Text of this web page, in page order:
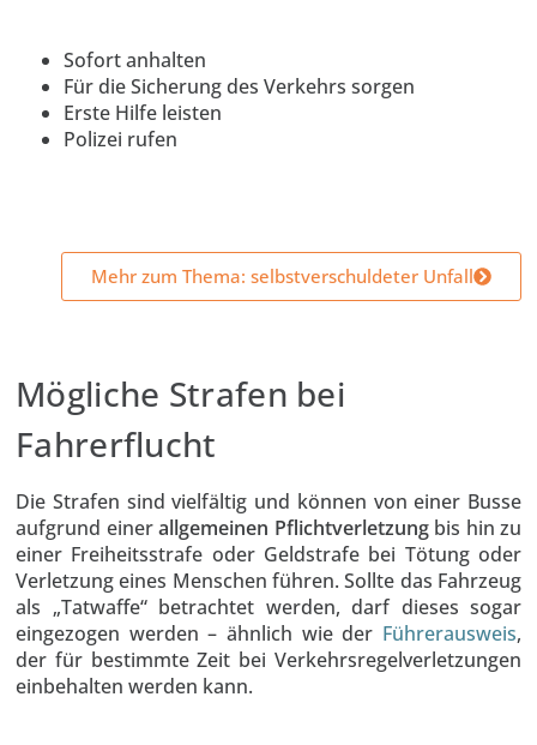
Sofort anhalten
Für die Sicherung des Verkehrs sorgen
Erste Hilfe leisten
Polizei rufen
Mehr zum Thema: selbstverschuldeter Unfall
Mögliche Strafen bei
Fahrerflucht
Die Strafen sind vielfältig und können von einer Busse
aufgrund einerallgemeinen Pflichtverletzungbis hin zu
einer Freiheitsstrafe oder Geldstrafe bei Tötung oder
Verletzung eines Menschen führen. Sollte das Fahrzeug
als „Tatwaffe“ betrachtet werden, darf dieses sogar
eingezogen werden – ähnlich wie der Führerausweis,
der für bestimmte Zeit bei Verkehrsregelverletzungen
einbehalten werden kann.